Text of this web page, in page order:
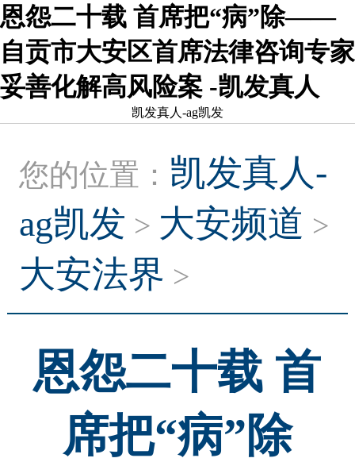
恩怨二十载 首席把“病”除——
自贡市大安区首席法律咨询专家
妥善化解高风险案 -凯发真人
凯发真人-ag凯发
您的位置： 凯发真人-
ag凯发 > 大安频道 >
大安法界 >
恩怨二十载 首
席把“病”除